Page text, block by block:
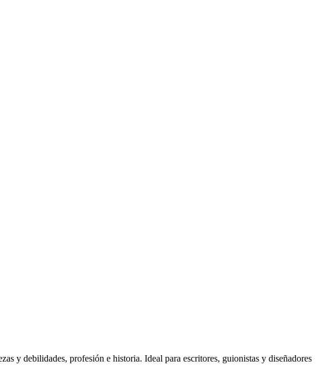
y debilidades, profesión e historia. Ideal para escritores, guionistas y diseñadores